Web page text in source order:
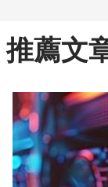
推薦文